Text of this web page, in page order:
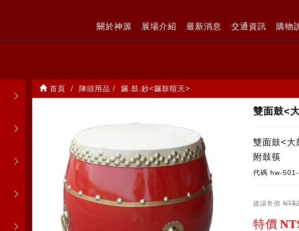
關於神源 展場介紹 最新消息 交通資訊 購物
首頁 陣頭用品 鑼.鼓.鈔<鑼鼓喧天>
雙面鼓<
雙面鼓<大
附鼓筷
代碼 hw-
建議售價
特價